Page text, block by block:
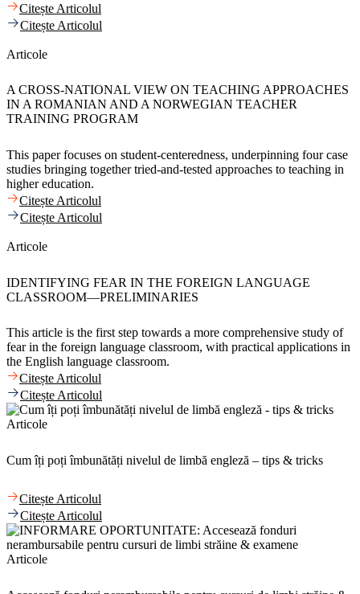
Citește Articolul
Citește Articolul
Articole
A CROSS-NATIONAL VIEW ON TEACHING APPROACHES
IN A ROMANIAN AND A NORWEGIAN TEACHER
TRAINING PROGRAM
This paper focuses on student-centeredness, underpinning four case
studies bringing together tried-and-tested approaches to teaching in
higher education.
Citește Articolul
Citește Articolul
Articole
IDENTIFYING FEAR IN THE FOREIGN LANGUAGE
CLASSROOM—PRELIMINARIES
This article is the first step towards a more comprehensive study of
fear in the foreign language classroom, with practical applications in
the English language classroom.
Citește Articolul
Citește Articolul
Articole
Cum îți poți îmbunătăți nivelul de limbă engleză – tips & tricks
Citește Articolul
Citește Articolul
Articole